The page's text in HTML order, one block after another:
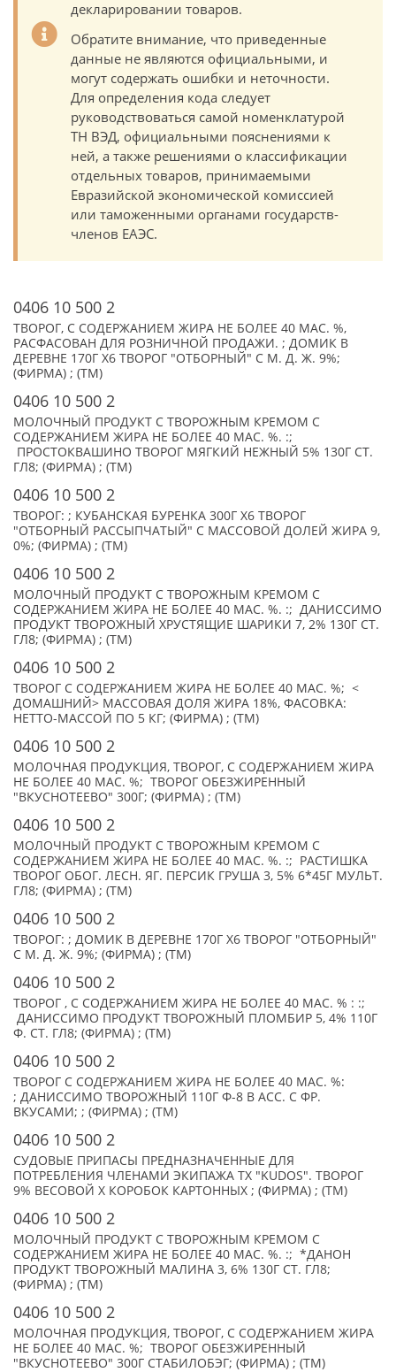
декларировании товаров.
Обратите внимание, что приведенные
данные не являются официальными, и
могут содержать ошибки и неточности.
Для определения кода следует
руководствоваться самой номенклатурой
ТН ВЭД, официальными пояснениями к
ней, а также решениями о классификации
отдельных товаров, принимаемыми
Евразийской экономической комиссией
или таможенными органами государств-
членов ЕАЭС.
0406 10 500 2
ТВОРОГ, С СОДЕРЖАНИЕМ ЖИРА НЕ БОЛЕЕ 40 МАС. %,
РАСФАСОВАН ДЛЯ РОЗНИЧНОЙ ПРОДАЖИ. ; ДОМИК В
ДЕРЕВНЕ 170Г Х6 ТВОРОГ "ОТБОРНЫЙ" С М. Д. Ж. 9%;
(ФИРМА) ; (TM)
0406 10 500 2
МОЛОЧНЫЙ ПРОДУКТ С ТВОРОЖНЫМ КРЕМОМ С
СОДЕРЖАНИЕМ ЖИРА НЕ БОЛЕЕ 40 МАС. %. :;
ПРОСТОКВАШИНО ТВОРОГ МЯГКИЙ НЕЖНЫЙ 5% 130Г СТ.
ГЛ8; (ФИРМА) ; (TM)
0406 10 500 2
ТВОРОГ: ; КУБАНСКАЯ БУРЕНКА 300Г Х6 ТВОРОГ
"ОТБОРНЫЙ РАССЫПЧАТЫЙ" С МАССОВОЙ ДОЛЕЙ ЖИРА 9,
0%; (ФИРМА) ; (TM)
0406 10 500 2
МОЛОЧНЫЙ ПРОДУКТ С ТВОРОЖНЫМ КРЕМОМ С
СОДЕРЖАНИЕМ ЖИРА НЕ БОЛЕЕ 40 МАС. %. :; ДАНИССИМО
ПРОДУКТ ТВОРОЖНЫЙ ХРУСТЯЩИЕ ШАРИКИ 7, 2% 130Г СТ.
ГЛ8; (ФИРМА) ; (TM)
0406 10 500 2
ТВОРОГ С СОДЕРЖАНИЕМ ЖИРА НЕ БОЛЕЕ 40 МАС. %; <
ДОМАШНИЙ> МАССОВАЯ ДОЛЯ ЖИРА 18%, ФАСОВКА:
НЕТТО-МАССОЙ ПО 5 КГ; (ФИРМА) ; (TM)
0406 10 500 2
МОЛОЧНАЯ ПРОДУКЦИЯ, ТВОРОГ, С СОДЕРЖАНИЕМ ЖИРА
НЕ БОЛЕЕ 40 МАС. %; ТВОРОГ ОБЕЗЖИРЕННЫЙ
"ВКУСНОТЕЕВО" 300Г; (ФИРМА) ; (TM)
0406 10 500 2
МОЛОЧНЫЙ ПРОДУКТ С ТВОРОЖНЫМ КРЕМОМ С
СОДЕРЖАНИЕМ ЖИРА НЕ БОЛЕЕ 40 МАС. %. :; РАСТИШКА
ТВОРОГ ОБОГ. ЛЕСН. ЯГ. ПЕРСИК ГРУША 3, 5% 6*45Г МУЛЬТ.
ГЛ8; (ФИРМА) ; (TM)
0406 10 500 2
ТВОРОГ: ; ДОМИК В ДЕРЕВНЕ 170Г Х6 ТВОРОГ "ОТБОРНЫЙ"
С М. Д. Ж. 9%; (ФИРМА) ; (TM)
0406 10 500 2
ТВОРОГ , С СОДЕРЖАНИЕМ ЖИРА НЕ БОЛЕЕ 40 МАС. % : :;
ДАНИССИМО ПРОДУКТ ТВОРОЖНЫЙ ПЛОМБИР 5, 4% 110Г
Ф. СТ. ГЛ8; (ФИРМА) ; (TM)
0406 10 500 2
ТВОРОГ С СОДЕРЖАНИЕМ ЖИРА НЕ БОЛЕЕ 40 МАС. %:
; ДАНИССИМО ТВОРОЖНЫЙ 110Г Ф-8 В АСС. С ФР.
ВКУСАМИ; ; (ФИРМА) ; (TM)
0406 10 500 2
СУДОВЫЕ ПРИПАСЫ ПРЕДНАЗНАЧЕННЫЕ ДЛЯ
ПОТРЕБЛЕНИЯ ЧЛЕНАМИ ЭКИПАЖА ТХ "KUDOS". ТВОРОГ
9% ВЕСОВОЙ X КОРОБОК КАРТОННЫХ ; (ФИРМА) ; (TM)
0406 10 500 2
МОЛОЧНЫЙ ПРОДУКТ С ТВОРОЖНЫМ КРЕМОМ С
СОДЕРЖАНИЕМ ЖИРА НЕ БОЛЕЕ 40 МАС. %. :; *ДАНОН
ПРОДУКТ ТВОРОЖНЫЙ МАЛИНА 3, 6% 130Г СТ. ГЛ8;
(ФИРМА) ; (TM)
0406 10 500 2
МОЛОЧНАЯ ПРОДУКЦИЯ, ТВОРОГ, С СОДЕРЖАНИЕМ ЖИРА
НЕ БОЛЕЕ 40 МАС. %; ТВОРОГ ОБЕЗЖИРЕННЫЙ
"ВКУСНОТЕЕВО" 300Г СТАБИЛОБЭГ; (ФИРМА) ; (TM)